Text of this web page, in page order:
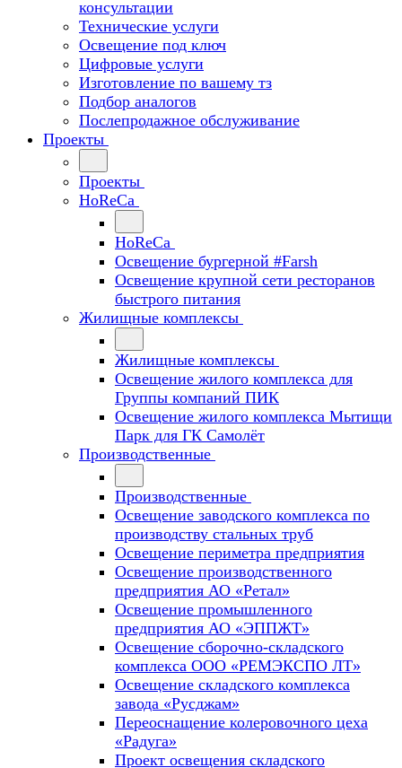
консультации
Технические услуги
Освещение под ключ
Цифровые услуги
Изготовление по вашему тз
Подбор аналогов
Послепродажное обслуживание
Проекты
Проекты
HoReCa
HoReCa
Освещение бургерной #Farsh
Освещение крупной сети ресторанов
быстрого питания
Жилищные комплексы
Жилищные комплексы
Освещение жилого комплекса для
Группы компаний ПИК
Освещение жилого комплекса Мытищи
Парк для ГК Самолёт
Производственные
Производственные
Освещение заводского комплекса по
производству стальных труб
Освещение периметра предприятия
Освещение производственного
предприятия АО «Ретал»
Освещение промышленного
предприятия АО «ЭППЖТ»
Освещение сборочно-складского
комплекса ООО «РЕМЭКСПО ЛТ»
Освещение складского комплекса
завода «Русджам»
Переоснащение колеровочного цеха
«Радуга»
Проект освещения складского